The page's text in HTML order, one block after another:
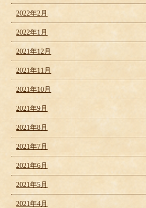
2022年2月
2022年1月
2021年12月
2021年11月
2021年10月
2021年9月
2021年8月
2021年7月
2021年6月
2021年5月
2021年4月